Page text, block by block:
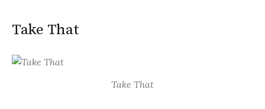
Take That
Take That